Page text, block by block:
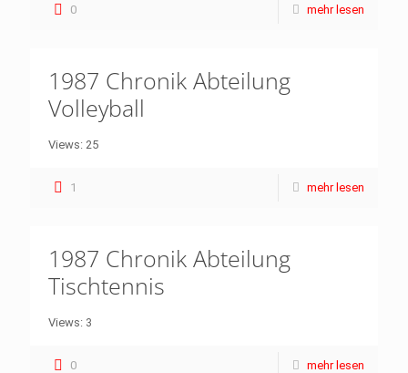
0 mehr lesen
1987 Chronik Abteilung
Volleyball
Views: 25
1 mehr lesen
1987 Chronik Abteilung
Tischtennis
Views: 3
0 mehr lesen